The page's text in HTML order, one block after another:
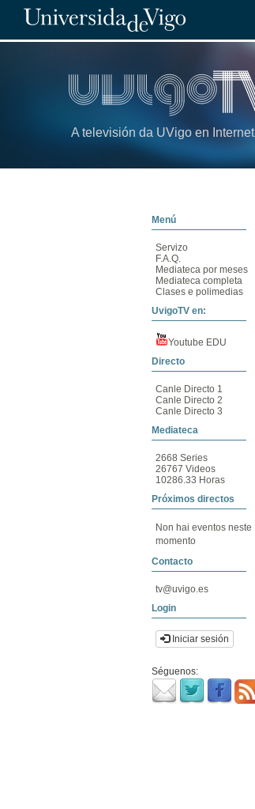
A televisión da UVigo en Internet
Menú
Servizo
F.A.Q.
Mediateca por meses
Mediateca completa
Clases e polimedias
UvigoTV en:
Youtube EDU
Directo
Canle Directo 1
Canle Directo 2
Canle Directo 3
Mediateca
2668 Series
26767 Videos
10286.33 Horas
Próximos directos
Non hai eventos neste
momento
Contacto
tv@uvigo.es
Login
Iniciar sesión
Séguenos: